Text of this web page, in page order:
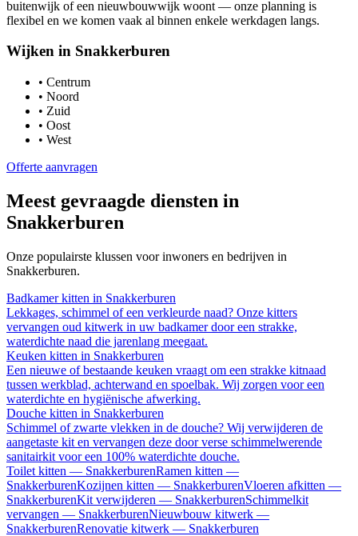
buitenwijk of een nieuwbouwwijk woont — onze planning is
flexibel en we komen vaak al binnen enkele werkdagen langs.
Wijken in Snakkerburen
• Centrum
• Noord
• Zuid
• Oost
• West
Offerte aanvragen
Meest gevraagde diensten in
Snakkerburen
Onze populairste klussen voor inwoners en bedrijven in
Snakkerburen.
Badkamer kitten in Snakkerburen
Lekkages, schimmel of een verkleurde naad? Onze kitters
vervangen oud kitwerk in uw badkamer door een strakke,
waterdichte naad die jarenlang meegaat.
Keuken kitten in Snakkerburen
Een nieuwe of bestaande keuken vraagt om een strakke kitnaad
tussen werkblad, achterwand en spoelbak. Wij zorgen voor een
waterdichte en hygiënische afwerking.
Douche kitten in Snakkerburen
Schimmel of zwarte vlekken in de douche? Wij verwijderen de
aangetaste kit en vervangen deze door verse schimmelwerende
sanitairkit voor een 100% waterdichte douche.
Toilet kitten — SnakkerburenRamen kitten —
SnakkerburenKozijnen kitten — SnakkerburenVloeren afkitten —
SnakkerburenKit verwijderen — SnakkerburenSchimmelkit
vervangen — SnakkerburenNieuwbouw kitwerk —
SnakkerburenRenovatie kitwerk — Snakkerburen